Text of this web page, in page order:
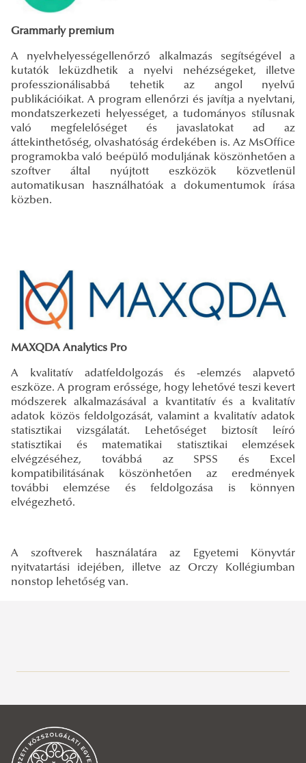
Aktuális
Hírek, események
2026
Grammarly premium
A nyelvhelyességellenőrző alkalmazás segítségével a
kutatók leküzdhetik a nyelvi nehézségeket, illetve
professzionálisabbá tehetik az angol nyelvű
publikációikat. A program ellenőrzi és javítja a nyelvtani,
mondatszerkezeti helyességet, a tudományos stílusnak
való megfelelőséget és javaslatokat ad az
áttekinthetőség, olvashatóság érdekében is. Az MsOffice
programokba való beépülő moduljának köszönhetően a
szoftver által nyújtott eszközök közvetlenül
automatikusan használhatóak a dokumentumok írása
közben.
MAXQDA Analytics Pro
A kvalitatív adatfeldolgozás és -elemzés alapvető
eszköze. A program erőssége, hogy lehetővé teszi kevert
módszerek alkalmazásával a kvantitatív és a kvalitatív
adatok közös feldolgozását, valamint a kvalitatív adatok
statisztikai vizsgálatát. Lehetőséget biztosít leíró
statisztikai és matematikai statisztikai elemzések
elvégzéséhez, továbbá az SPSS és Excel
kompatibilitásának köszönhetően az eredmények
további elemzése és feldolgozása is könnyen
elvégezhető.
A szoftverek használatára az Egyetemi Könyvtár
nyitvatartási idejében, illetve az Orczy Kollégiumban
nonstop lehetőség van.